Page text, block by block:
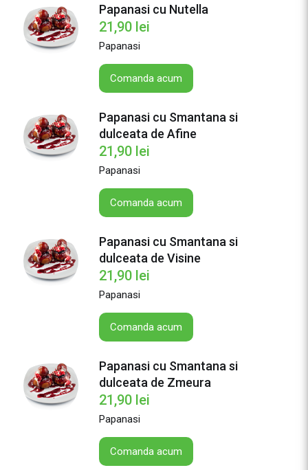
Papanasi cu Nutella
21,90 lei
Papanasi
Comanda acum
Papanasi cu Smantana si
dulceata de Afine
21,90 lei
Papanasi
Comanda acum
Papanasi cu Smantana si
dulceata de Visine
21,90 lei
Papanasi
Comanda acum
Papanasi cu Smantana si
dulceata de Zmeura
21,90 lei
Papanasi
Comanda acum